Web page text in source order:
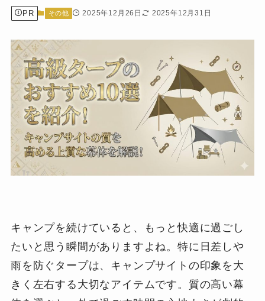
PR その他 2025年12月26日 2025年12月31日
キャンプを続けていると、もっと快適に過ごし
たいと思う瞬間がありますよね。特に日差しや
雨を防ぐタープは、キャンプサイトの印象を大
きく左右する大切なアイテムです。質の高い幕